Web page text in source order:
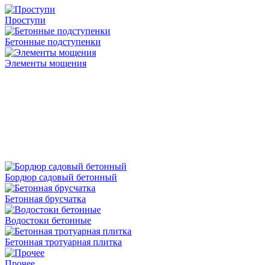
Проступи
Бетонные подступенки
Элементы мощения
Бордюр садовый бетонный
Бетонная брусчатка
Водостоки бетонные
Бетонная тротуарная плитка